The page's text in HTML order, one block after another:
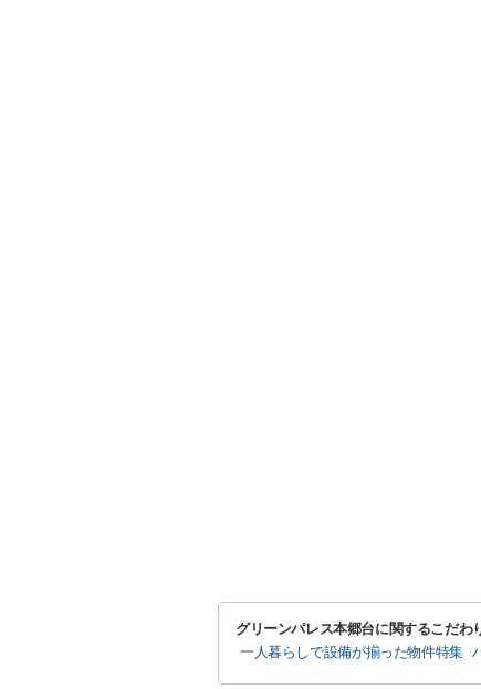
グリーンパレス本郷台に関するこだわ
一人暮らしで設備が揃った物件特集